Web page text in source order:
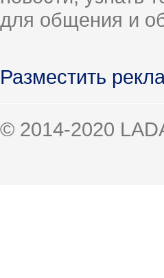
для общения и
Разместить
© 2014-2020